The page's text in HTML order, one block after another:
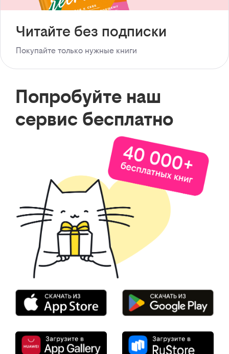
Читайте без подписки
Покупайте только нужные книги
Попробуйте наш
сервис бесплатно